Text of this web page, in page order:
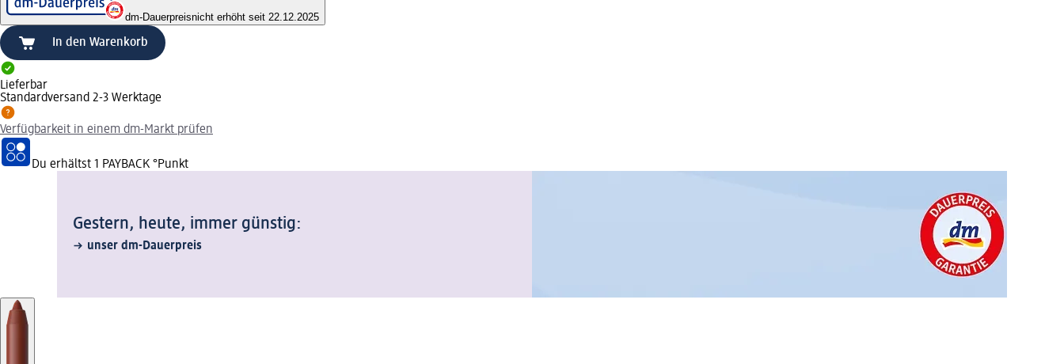
dm-Dauerpreisnicht erhöht seit 22.12.2025
In den Warenkorb
Lieferbar
Standardversand 2-3 Werktage
Verfügbarkeit in einem dm-Markt prüfen
Du erhältst 1 PAYBACK °Punkt
Gestern, heute, immer günstig:
unser dm-Dauerpreis